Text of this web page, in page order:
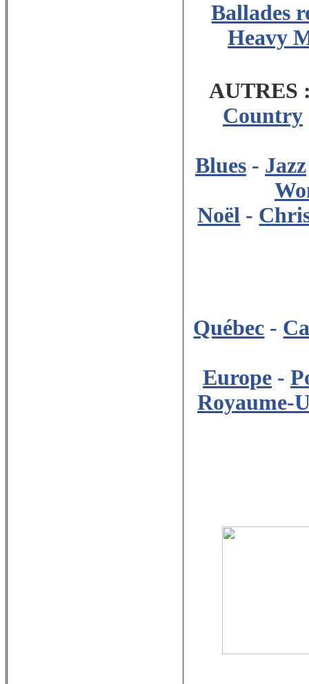
Ballades
Heavy
AUTRES
Country
Blues - Jazz
Noël -
Québec -
Europe -
Royaume-